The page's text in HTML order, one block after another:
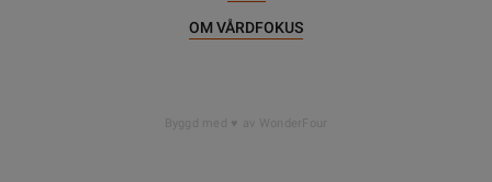
OM VÅRDFOKUS
Byggd med av WonderFour